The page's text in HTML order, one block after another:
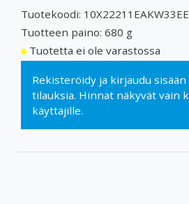
Tuotekoodi: 10X22211EAKW33EE
Tuotteen paino: 680 g
Tuotetta ei ole varastossa
Rekisteröidy ja kirjaudu sisään
tilauksia. Hinnat näkyvät vain
käyttäjille.